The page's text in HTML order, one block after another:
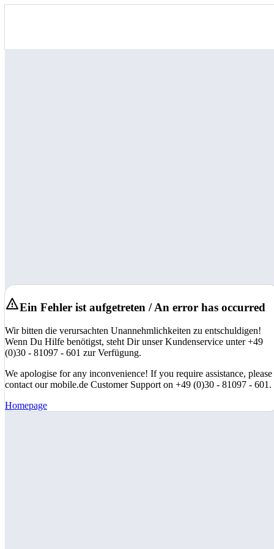
Ein Fehler ist aufgetreten / An error has occurred
Wir bitten die verursachten Unannehmlichkeiten zu entschuldigen!
Wenn Du Hilfe benötigst, steht Dir unser Kundenservice unter +49
(0)30 - 81097 - 601 zur Verfügung.
We apologise for any inconvenience! If you require assistance, please
contact our mobile.de Customer Support on +49 (0)30 - 81097 - 601.
Homepage